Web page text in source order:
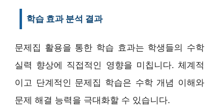
학습 효과 분석 결과
문제집 활용을 통한 학습 효과는 학생들의 수학
실력 향상에 직접적인 영향을 미칩니다. 체계적
이고 단계적인 문제집 학습은 수학 개념 이해와
문제 해결 능력을 극대화할 수 있습니다.